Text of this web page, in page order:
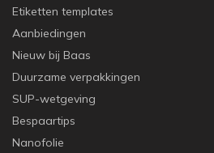
Etiketten templates
Aanbiedingen
Nieuw bij Baas
Duurzame verpakkingen
SUP-wetgeving
Bespaartips
Nanofolie